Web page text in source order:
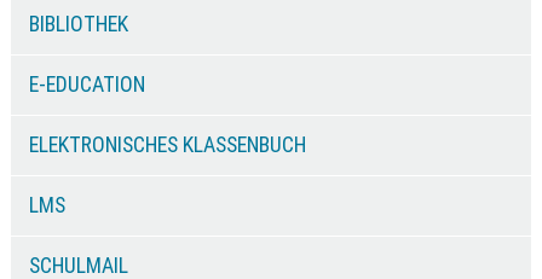
BIBLIOTHEK
E-EDUCATION
ELEKTRONISCHES KLASSENBUCH
LMS
SCHULMAIL